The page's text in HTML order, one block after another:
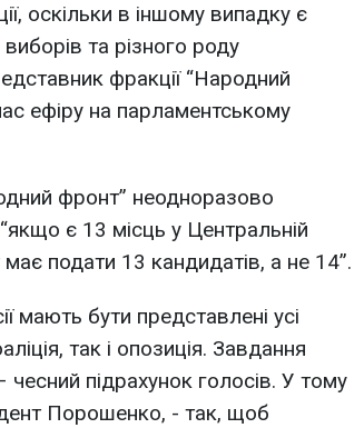
оскільки в іншому випадку є
та різного роду
фракції “Народний
ефіру на парламентському
фронт” неодноразово
є 13 місць у Центральній
має подати 13 кандидатів, а не 14”.
мають бути представлені усі
так і опозиція. Завдання
чесний підрахунок голосів. У тому
Порошенко, - так, щоб